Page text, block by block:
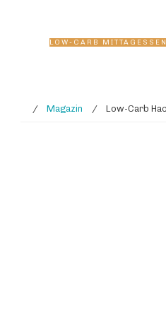
LOW-CARB MITTAGESSEN
/ Magazin /